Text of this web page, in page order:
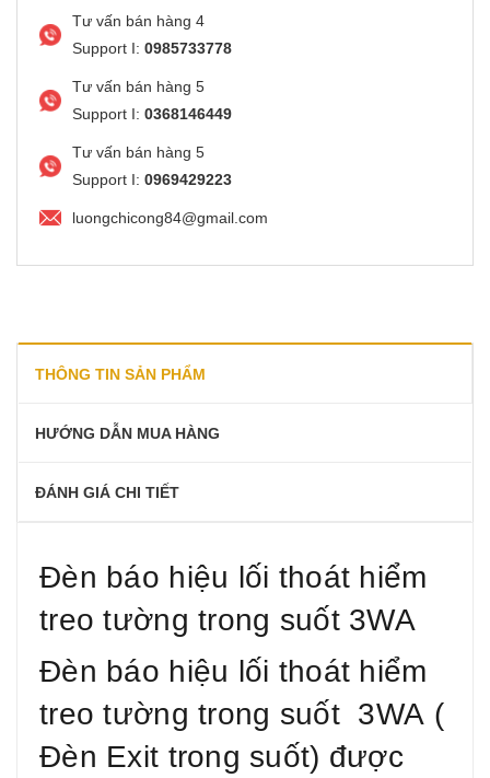
Tư vấn bán hàng 4
Support I: 0985733778
Tư vấn bán hàng 5
Support I: 0368146449
Tư vấn bán hàng 5
Support I: 0969429223
luongchicong84@gmail.com
THÔNG TIN SẢN PHẨM
HƯỚNG DẪN MUA HÀNG
ĐÁNH GIÁ CHI TIẾT
Đèn báo hiệu lối thoát hiểm
treo tường trong suốt 3WA
Đèn báo hiệu lối thoát hiểm
treo tường trong suốt 3WA (
Đèn Exit trong suốt) được